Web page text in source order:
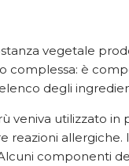
vegetale
complessa: è
degli
veniva utilizzato
reazioni
componenti